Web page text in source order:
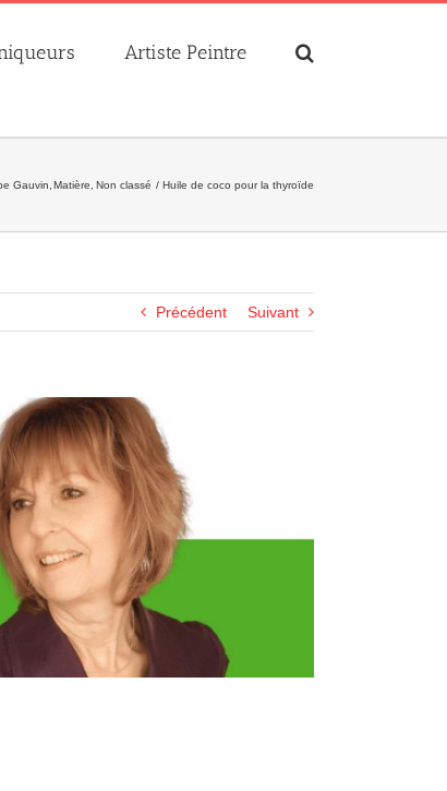
Artiste Peintre
Gauvin Matière Non classé Huile de coco pour la thyroïde
Précédent Suivant